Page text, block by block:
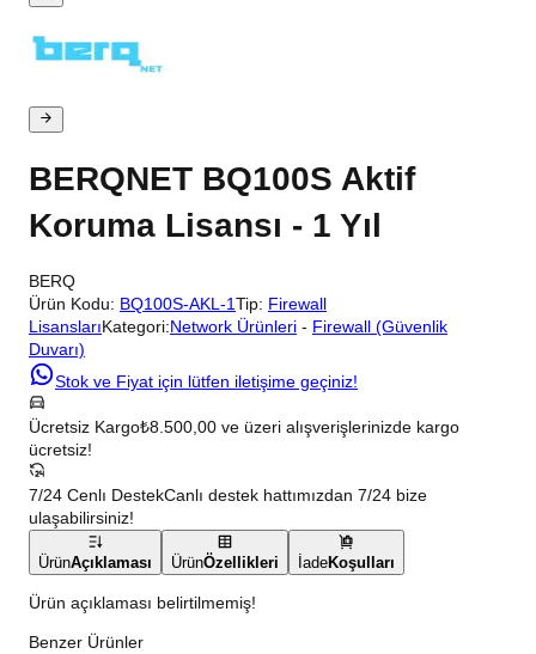
BERQNET BQ100S Aktif
Koruma Lisansı - 1 Yıl
BERQ
Ürün Kodu: BQ100S-AKL-1Tip: Firewall
LisanslarıKategori:Network Ürünleri - Firewall (Güvenlik
Duvarı)
Stok ve Fiyat için lütfen iletişime geçiniz!
Ücretsiz Kargo₺8.500,00 ve üzeri alışverişlerinizde kargo
ücretsiz!
7/24 Cenlı DestekCanlı destek hattımızdan 7/24 bize
ulaşabilirsiniz!
ÜrünAçıklaması ÜrünÖzellikleri İadeKoşulları
Ürün açıklaması belirtilmemiş!
Benzer Ürünler